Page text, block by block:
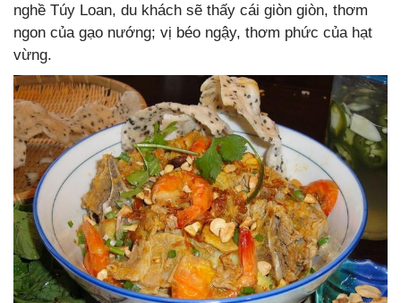
nghề Túy Loan, du khách sẽ thấy cái giòn giòn, thơm
ngon của gạo nướng; vị béo ngậy, thơm phức của hạt
vừng.